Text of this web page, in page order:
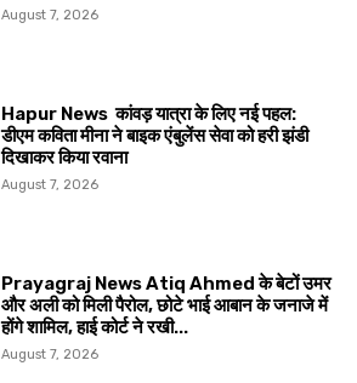
August 7, 2026
Hapur News कांवड़ यात्रा के लिए नई पहल:
डीएम कविता मीना ने बाइक एंबुलेंस सेवा को हरी झंडी
दिखाकर किया रवाना
August 7, 2026
Prayagraj News Atiq Ahmed के बेटों उमर
और अली को मिली पैरोल, छोटे भाई आबान के जनाजे में
होंगे शामिल, हाई कोर्ट ने रखी...
August 7, 2026